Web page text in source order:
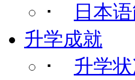
･
日本
升学成就
･ 升学